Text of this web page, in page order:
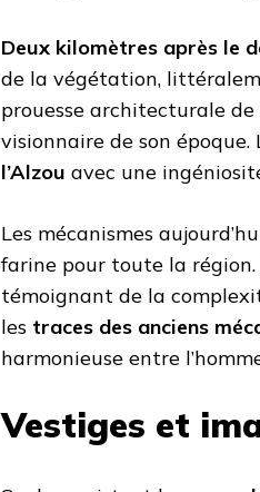
Deux kilomètres après le
de la végétation,
prouesse architecturale de
visionnaire de son époque.
l’Alzou avec une
Les mécanismes
farine pour toute la région.
témoignant de la
les traces des anciens
harmonieuse entre
Vestiges et